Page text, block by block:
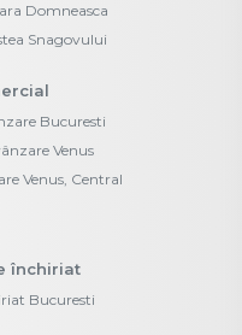
Domneasca
Snagovului
Bucuresti
Venus
Venus, Central
închiriat
Bucuresti